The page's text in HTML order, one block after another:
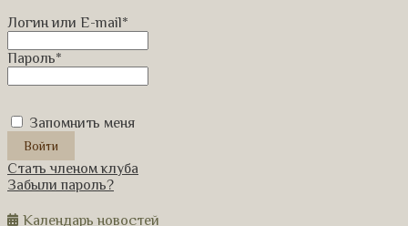
Логин или E-mail*
Пароль*
Запомнить меня
Стать членом клуба
Забыли пароль?
Календарь новостей